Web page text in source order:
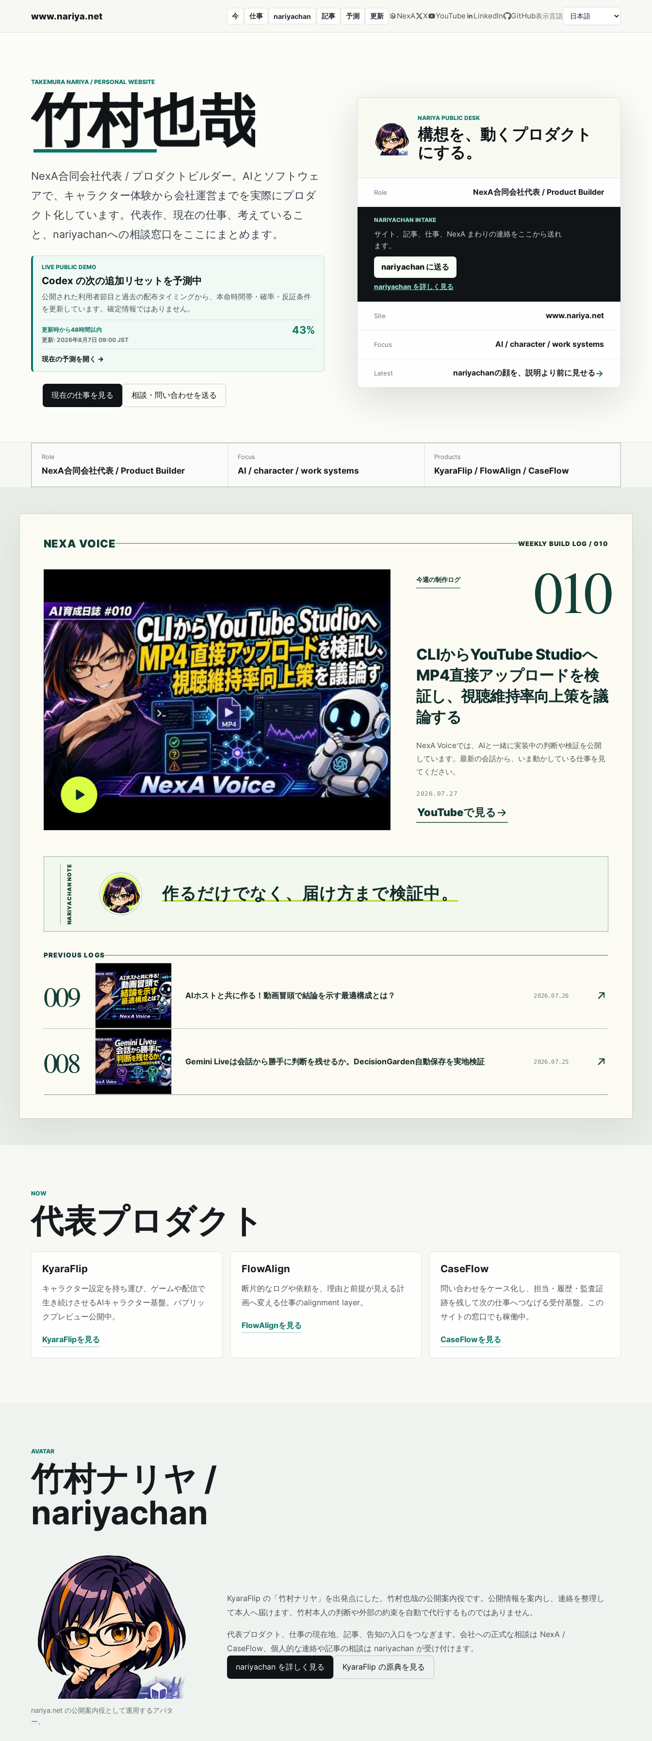
www.nariya.net 今 仕事 nariyachan 記事 予測 更新 NexA X YouTube LinkedIn GitHub表示言語
TAKEMURA NARIYA / PERSONAL WEBSITE
竹村也哉
NexA合同会社代表 / プロダクトビルダー。AIとソフトウェ
アで、キャラクター体験から会社運営までを実際にプロダ
クト化しています。代表作、現在の仕事、考えているこ
と、nariyachanへの相談窓口をここにまとめます。
LIVE PUBLIC DEMO
Codex の次の追加リセットを予測中
公開された利用者節目と過去の配布タイミングから、本命時間帯・確率・反証条件
を更新しています。確定情報ではありません。
更新時から48時間以内 43%
更新: 2026年8月7日 09:00 JST
現在の予測を開く →
現在の仕事を見る 相談・問い合わせを送る
NARIYA PUBLIC DESK
構想を、動くプロダクト
にする。
Role NexA合同会社代表 / Product Builder
NARIYACHAN INTAKE
サイト、記事、仕事、NexA まわりの連絡をここから送れ
ます。
nariyachan に送る
nariyachan を詳しく見る
Site www.nariya.net
Focus AI / character / work systems
Latest nariyachanの顔を、説明より前に見せる→
Role
NexA合同会社代表 / Product Builder
Focus
AI / character / work systems
Products
KyaraFlip / FlowAlign / CaseFlow
NEXA VOICE WEEKLY BUILD LOG / 010
今週の制作ログ 010
CLIからYouTube Studioへ
MP4直接アップロードを検
証し、視聴維持率向上策を議
論する
NexA Voiceでは、AIと一緒に実装中の判断や検証を公開
しています。最新の会話から、いま動かしている仕事を見
てください。
2026.07.27
YouTubeで見る
NARIYACHAN NOTE 作るだけでなく、届け方まで検証中。
PREVIOUS LOGS
009 AIホストと共に作る！動画冒頭で結論を示す最適構成とは？ 2026.07.26
008 Gemini Liveは会話から勝手に判断を残せるか。DecisionGarden自動保存を実地検証 2026.07.25
NOW
代表プロダクト
KyaraFlip
キャラクター設定を持ち運び、ゲームや配信で
生き続けさせるAIキャラクター基盤。パブリッ
クプレビュー公開中。
KyaraFlipを見る
FlowAlign
断片的なログや依頼を、理由と前提が見える計
画へ変える仕事のalignment layer。
FlowAlignを見る
CaseFlow
問い合わせをケース化し、担当・履歴・監査証
跡を残して次の仕事へつなげる受付基盤。この
サイトの窓口でも稼働中。
CaseFlowを見る
AVATAR
竹村ナリヤ /
nariyachan
nariya.net の公開案内役として運用するアバタ
ー。
KyaraFlip の「竹村ナリヤ」を出発点にした、竹村也哉の公開案内役です。公開情報を案内し、連絡を整理し
て本人へ届けます。竹村本人の判断や外部の約束を自動で代行するものではありません。
代表プロダクト、仕事の現在地、記事、告知の入口をつなぎます。会社への正式な相談は NexA /
CaseFlow、個人的な連絡や記事の相談は nariyachan が受け付けます。
nariyachan を詳しく見る
KyaraFlip の原典を見る